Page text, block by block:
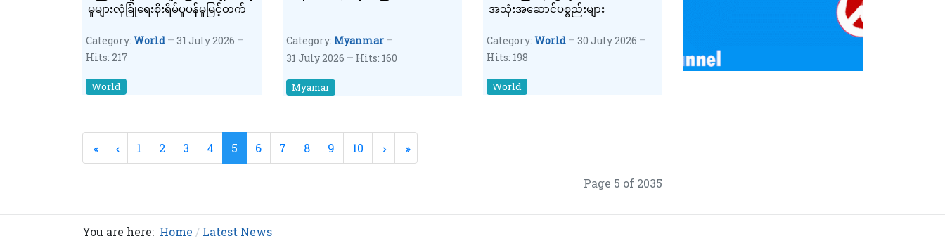
မှုများလုံခြုံရေးစိုးရိမ်ပူပန်မှုမြင့်တက်
Category: World
31 July 2026
Hits: 217
World
Category: Myanmar
31 July 2026
Hits: 160
Myamar
အသုံးအဆောင်ပစ္စည်းများ
Category: World
30 July 2026
Hits: 198
World
1 2 3 4 5 6 7 8 9 10
Page 5 of 2035
You are here: Home Latest News